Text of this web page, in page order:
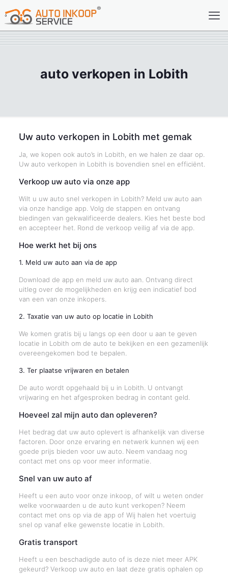
auto verkopen in Lobith
Uw auto verkopen in Lobith met gemak
Ja, we kopen ook auto’s in Lobith, en we halen ze daar op.
Uw auto verkopen in Lobith is bovendien snel en efficiënt.
Verkoop uw auto via onze app
Wilt u uw auto snel verkopen in Lobith? Meld uw auto aan
via onze handige app. Volg de stappen en ontvang
biedingen van gekwalificeerde dealers. Kies het beste bod
en accepteer het. Rond de verkoop veilig af via de app.
Hoe werkt het bij ons
1. Meld uw auto aan via de app
Download de app en meld uw auto aan. Ontvang direct
uitleg over de mogelijkheden en krijg een indicatief bod
van een van onze inkopers.
2. Taxatie van uw auto op locatie in Lobith
We komen gratis bij u langs op een door u aan te geven
locatie in Lobith om de auto te bekijken en een gezamenlijk
overeengekomen bod te bepalen.
3. Ter plaatse vrijwaren en betalen
De auto wordt opgehaald bij u in Lobith. U ontvangt
vrijwaring en het afgesproken bedrag in contant geld.
Hoeveel zal mijn auto dan opleveren?
Het bedrag dat uw auto oplevert is afhankelijk van diverse
factoren. Door onze ervaring en netwerk kunnen wij een
goede prijs bieden voor uw auto. Neem vandaag nog
contact met ons op voor meer informatie.
Snel van uw auto af
Heeft u een auto voor onze inkoop, of wilt u weten onder
welke voorwaarden u de auto kunt verkopen? Neem
contact met ons op via de app of Wij halen het voertuig
snel op vanaf elke gewenste locatie in Lobith.
Gratis transport
Heeft u een beschadigde auto of is deze niet meer APK
gekeurd? Verkoop uw auto en laat deze gratis ophalen op